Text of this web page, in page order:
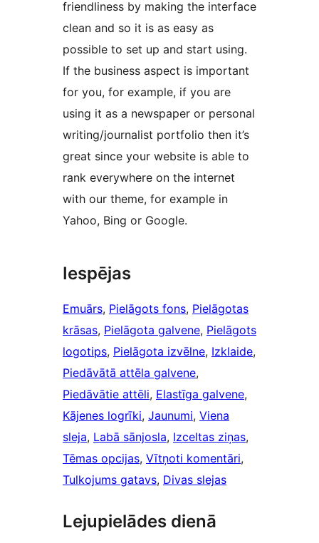
friendliness by making the interface
clean and so it is as easy as
possible to set up and start using.
If the business aspect is important
for you, for example, if you are
using it as a newspaper or personal
writing/journalist portfolio then it’s
great since your website is able to
rank everywhere on the internet
with our theme, for example in
Yahoo, Bing or Google.
Iespējas
Emuārs, Pielāgots fons, Pielāgotas
krāsas, Pielāgota galvene, Pielāgots
logotips, Pielāgota izvēlne, Izklaide
Piedāvātā attēla galvene
Piedāvātie attēli, Elastīga galvene
Kājenes logrīki, Jaunumi, Viena
sleja, Labā sānjosla, Izceltas ziņas
Tēmas opcijas, Vītņoti komentāri
Tulkojums gatavs, Divas slejas
Lejupielādes dienā